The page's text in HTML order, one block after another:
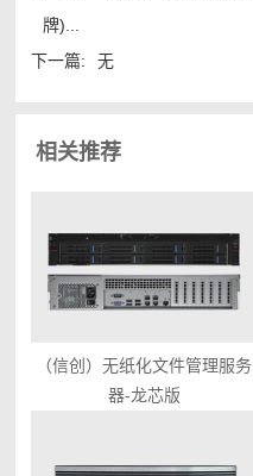
牌)...
下一篇:
无
相关推荐
（信创）无纸化文件管理服务
器-龙芯版